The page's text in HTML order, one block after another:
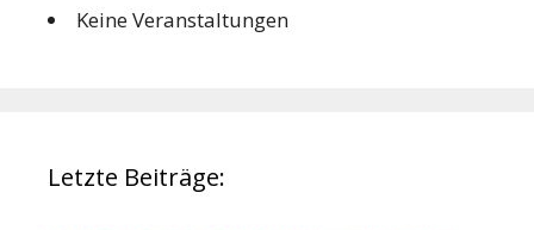
Keine Veranstaltungen
Letzte Beiträge: